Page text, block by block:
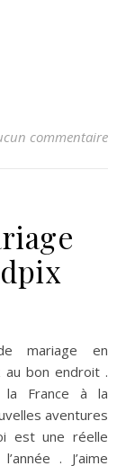
commentaire
au bon endroit .
la France à la
aventures
est une réelle
. J’aime